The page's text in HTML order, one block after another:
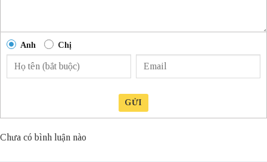
Anh Chị
GỬI
Chưa có bình luận nào